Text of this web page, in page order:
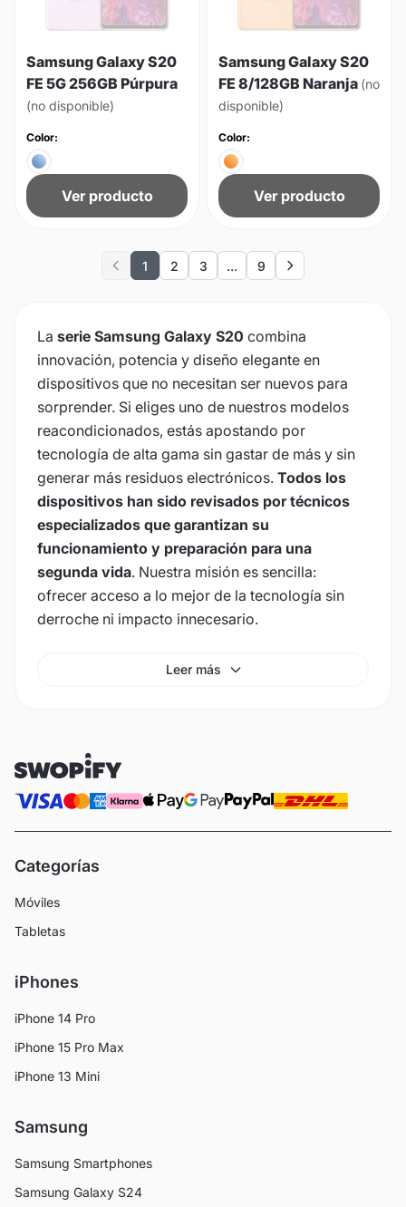
Samsung Galaxy S20
FE 5G 256GB Púrpura
(no disponible)
Color:
Ver producto
Samsung Galaxy S20
FE 8/128GB Naranja (no
disponible)
Color:
Ver producto
Previous
1 2 3 ... 9 Next
La serie Samsung Galaxy S20 combina
innovación, potencia y diseño elegante en
dispositivos que no necesitan ser nuevos para
sorprender. Si eliges uno de nuestros modelos
reacondicionados, estás apostando por
tecnología de alta gama sin gastar de más y sin
generar más residuos electrónicos. Todos los
dispositivos han sido revisados por técnicos
especializados que garantizan su
funcionamiento y preparación para una
segunda vida. Nuestra misión es sencilla:
ofrecer acceso a lo mejor de la tecnología sin
derroche ni impacto innecesario.
Leer más
Categorías
Móviles
Tabletas
iPhones
iPhone 14 Pro
iPhone 15 Pro Max
iPhone 13 Mini
Samsung
Samsung Smartphones
Samsung Galaxy S24